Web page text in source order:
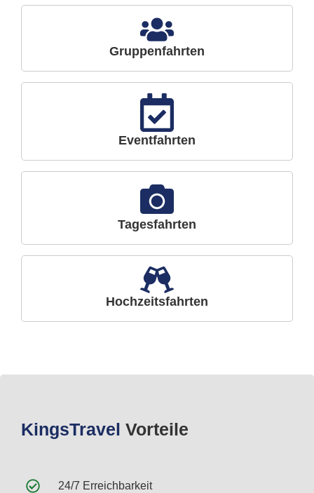
Gruppenfahrten
Eventfahrten
Tagesfahrten
Hochzeitsfahrten
KingsTravel Vorteile
24/7 Erreichbarkeit